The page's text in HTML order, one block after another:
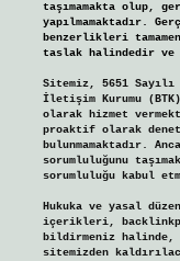
taşımamakta olup,
yapılmamaktadır.
benzerlikleri
taslak halindedir
Sitemiz, 5651
İletişim Kurumu
olarak hizmet
proaktif olarak
bulunmamaktadır.
sorumluluğunu
sorumluluğu kabul
Hukuka ve yasal
içerikleri,
bildirmeniz
sitemizden